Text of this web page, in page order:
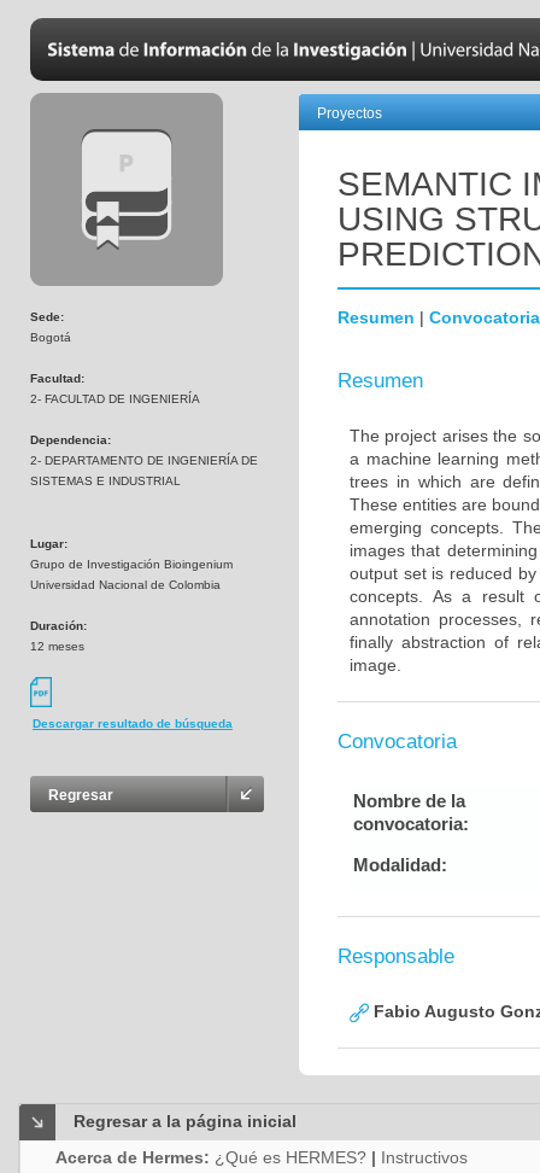
Sede:
Bogotá
Facultad:
2- FACULTAD DE INGENIERÍA
Dependencia:
2- DEPARTAMENTO DE INGENIERÍA DE
SISTEMAS E INDUSTRIAL
Lugar:
Grupo de Investigación Bioingenium
Universidad Nacional de Colombia
Duración:
12 meses
Descargar resultado de búsqueda
Regresar
Proyectos
SEMANTIC
USING
Resumen | Convocatoria
Resumen
The project arises the
a machine learning
trees in which are
These entities are
emerging concepts.
images that
output set is reduced
concepts. As a result
annotation processes,
finally abstraction of
image.
Convocatoria
Nombre de la
convocatoria:
Modalidad:
Responsable
Fabio Augusto
Regresar a la página inicial
Acerca de Hermes: ¿Qué es HERMES? | Instructivos